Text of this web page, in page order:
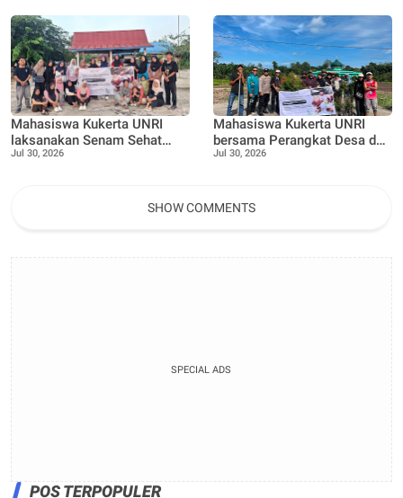
Jenis Sabu
Aromaterapi bersama Tim
Penggerak PKK Pangkalan
Nyirih
Mahasiswa Kukerta UNRI
laksanakan Senam Sehat
bersama Ibu ibu dan Remaja
Jul 30, 2026
Mahasiswa Kukerta UNRI
bersama Perangkat Desa dan
Bhabinkamtibmas
dan Tanaman buah Jeruk
Jul 30, 2026
SHOW COMMENTS
SPECIAL ADS
POS TERPOPULER